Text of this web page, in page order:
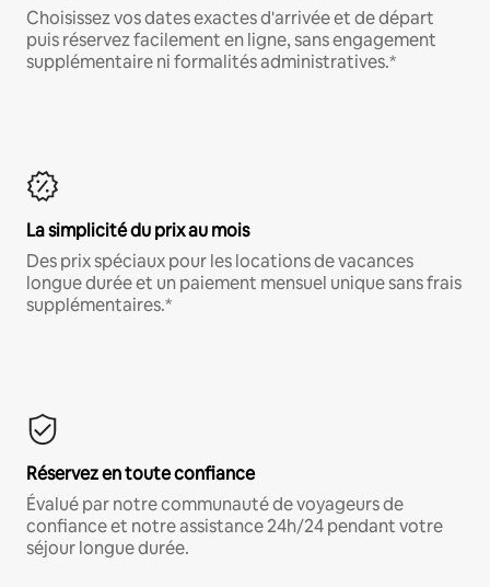
Choisissez vos dates exactes d'arrivée et de départ
puis réservez facilement en ligne, sans engagement
supplémentaire ni formalités administratives.*
La simplicité du prix au mois
Des prix spéciaux pour les locations de vacances
longue durée et un paiement mensuel unique sans frais
supplémentaires.*
Réservez en toute confiance
Évalué par notre communauté de voyageurs de
confiance et notre assistance 24h/24 pendant votre
séjour longue durée.